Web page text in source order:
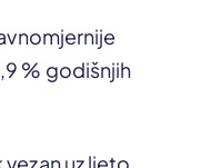
% godišnjih